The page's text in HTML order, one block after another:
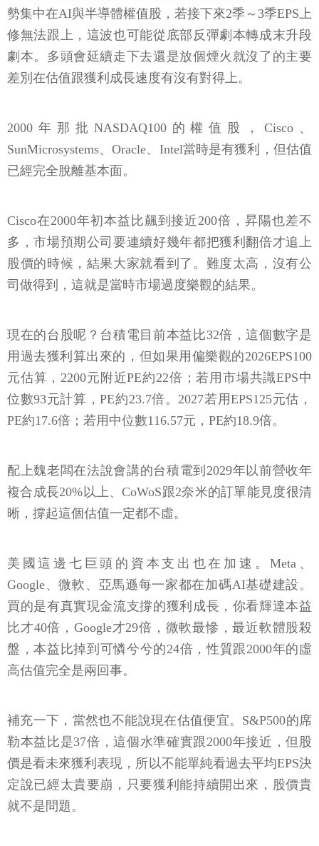
勢集中在AI與半導體權值股，若接下來2季～3季EPS上
修無法跟上，這波也可能從底部反彈劇本轉成末升段
劇本。多頭會延續走下去還是放個煙火就沒了的主要
差別在估值跟獲利成長速度有沒有對得上。
2000年那批NASDAQ100的權值股，Cisco、
SunMicrosystems、Oracle、Intel當時是有獲利，但估值
已經完全脫離基本面。
Cisco在2000年初本益比飆到接近200倍，昇陽也差不
多，市場預期公司要連續好幾年都把獲利翻倍才追上
股價的時候，結果大家就看到了。難度太高，沒有公
司做得到，這就是當時市場過度樂觀的結果。
現在的台股呢？台積電目前本益比32倍，這個數字是
用過去獲利算出來的，但如果用偏樂觀的2026EPS100
元估算，2200元附近PE約22倍；若用市場共識EPS中
位數93元計算，PE約23.7倍。2027若用EPS125元估，
PE約17.6倍；若用中位數116.57元，PE約18.9倍。
配上魏老闆在法說會講的台積電到2029年以前營收年
複合成長20%以上、CoWoS跟2奈米的訂單能見度很清
晰，撐起這個估值一定都不虛。
美國這邊七巨頭的資本支出也在加速。Meta、
Google、微軟、亞馬遜每一家都在加碼AI基礎建設。
買的是有真實現金流支撐的獲利成長，你看輝達本益
比才40倍，Google才29倍，微軟最慘，最近軟體股殺
盤，本益比掉到可憐兮兮的24倍，性質跟2000年的虛
高估值完全是兩回事。
補充一下，當然也不能說現在估值便宜。S&P500的席
勒本益比是37倍，這個水準確實跟2000年接近，但股
價是看未來獲利表現，所以不能單純看過去平均EPS決
定說已經太貴要崩，只要獲利能持續開出來，股價貴
就不是問題。